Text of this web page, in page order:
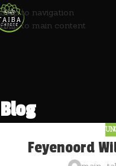
Skip to navigation
Skip to main content
Blog
Feyenoord